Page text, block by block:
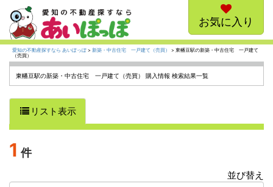
お気に入り
愛知の不動産探すなら あいぽっぽ> 新築・中古住宅 一戸建て（売買）
> 東幡豆駅の新築・中古住宅 一戸建て
（売買）
東幡豆駅の新築・中古住宅 一戸建て（売買） 購入情報 検索結果一覧
リスト表示
1 件
並び替え